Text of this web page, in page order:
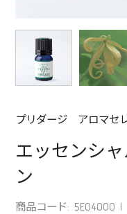
プリダージ アロマセ
エッセンシ
ン
商品コード: 5E04000